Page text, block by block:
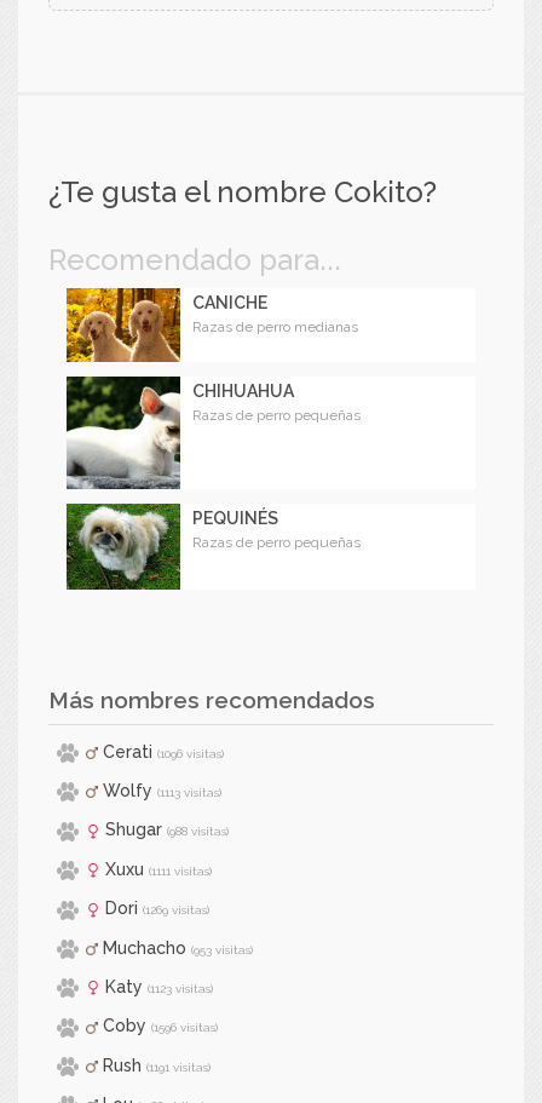
¿Te gusta el nombre Cokito?
Recomendado para...
CANICHE
Razas de perro medianas
CHIHUAHUA
Razas de perro pequeñas
PEQUINÉS
Razas de perro pequeñas
Más nombres recomendados
Cerati (1096 visitas)
Wolfy (1113 visitas)
Shugar (988 visitas)
Xuxu (1111 visitas)
Dori (1269 visitas)
Muchacho (953 visitas)
Katy (1123 visitas)
Coby (1596 visitas)
Rush (1191 visitas)